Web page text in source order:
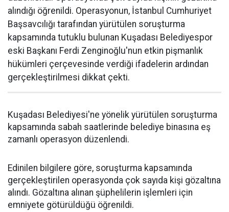
alındığı öğrenildi. Operasyonun, İstanbul Cumhuriyet
Başsavcılığı tarafından yürütülen soruşturma
kapsamında tutuklu bulunan Kuşadası Belediyespor
eski Başkanı Ferdi Zenginoğlu'nun etkin pişmanlık
hükümleri çerçevesinde verdiği ifadelerin ardından
gerçekleştirilmesi dikkat çekti.
Kuşadası Belediyesi'ne yönelik yürütülen soruşturma
kapsamında sabah saatlerinde belediye binasına eş
zamanlı operasyon düzenlendi.
Edinilen bilgilere göre, soruşturma kapsamında
gerçekleştirilen operasyonda çok sayıda kişi gözaltına
alındı. Gözaltına alınan şüphelilerin işlemleri için
emniyete götürüldüğü öğrenildi.